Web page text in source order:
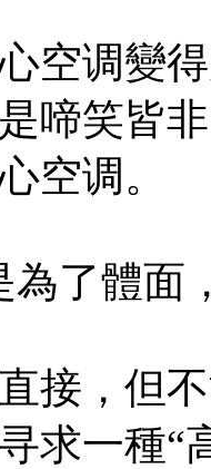
空调變
啼笑皆
空调。
為了體面
接，但
求一種“